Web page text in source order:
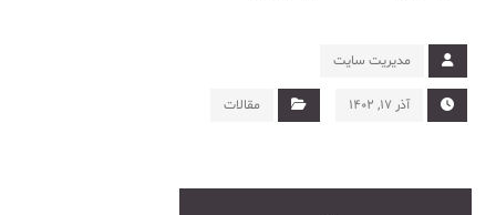
مدیریت سایت
آذر ۱۷, ۱۴۰۲ مقالات